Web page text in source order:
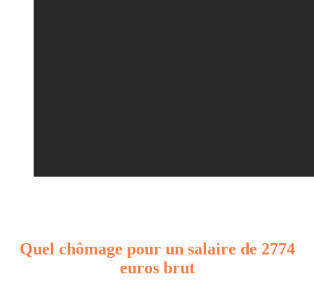
Quel chômage pour un salaire de 2774
euros brut